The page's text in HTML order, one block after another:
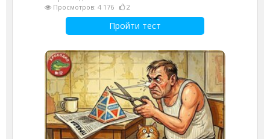
Просмотров: 4 176
2
Пройти тест